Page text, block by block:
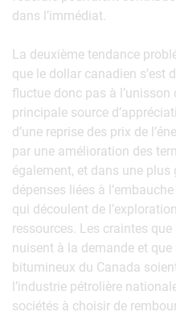
dans l’immédiat.
La deuxième tendance
que le dollar canadien s’est
fluctue donc pas à
principale source
d’une reprise des prix de
par une amélioration des
également, et dans une plus
dépenses liées à
qui découlent de
ressources. Les craintes
nuisent à la demande et que
bitumineux du Canada
l’industrie pétrolière
sociétés à choisir de